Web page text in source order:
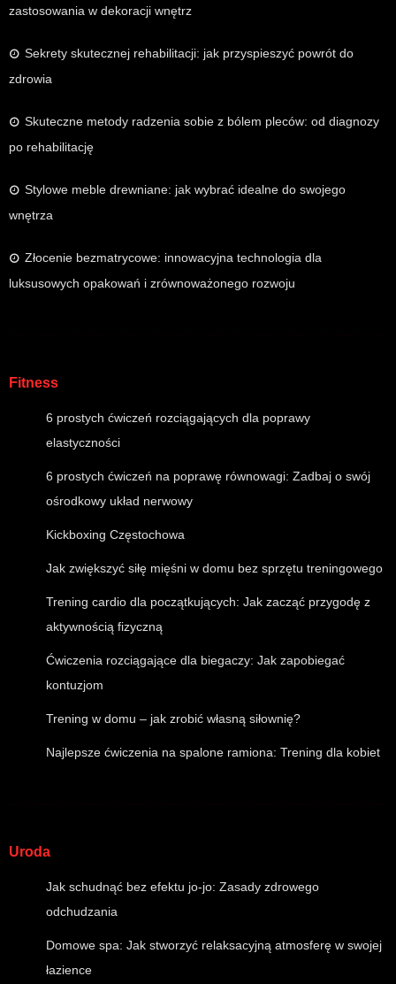
zastosowania w dekoracji wnętrz
Sekrety skutecznej rehabilitacji: jak przyspieszyć powrót do
zdrowia
Skuteczne metody radzenia sobie z bólem pleców: od diagnozy
po rehabilitację
Stylowe meble drewniane: jak wybrać idealne do swojego
wnętrza
Złocenie bezmatrycowe: innowacyjna technologia dla
luksusowych opakowań i zrównoważonego rozwoju
Fitness
6 prostych ćwiczeń rozciągających dla poprawy
elastyczności
6 prostych ćwiczeń na poprawę równowagi: Zadbaj o swój
ośrodkowy układ nerwowy
Kickboxing Częstochowa
Jak zwiększyć siłę mięśni w domu bez sprzętu treningowego
Trening cardio dla początkujących: Jak zacząć przygodę z
aktywnością fizyczną
Ćwiczenia rozciągające dla biegaczy: Jak zapobiegać
kontuzjom
Trening w domu – jak zrobić własną siłownię?
Najlepsze ćwiczenia na spalone ramiona: Trening dla kobiet
Uroda
Jak schudnąć bez efektu jo-jo: Zasady zdrowego
odchudzania
Domowe spa: Jak stworzyć relaksacyjną atmosferę w swojej
łazience